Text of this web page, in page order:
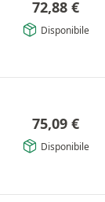
72,88 €
Disponibile
75,09 €
Disponibile